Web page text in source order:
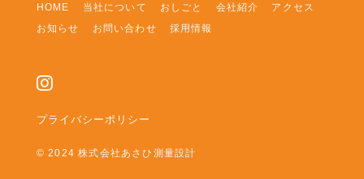
HOME 当社について おしごと 会社紹介
アクセス
お知らせ
お問い合わせ 採用情報
プライバシーポリシー
© 2024 株式会社あさひ測量設計